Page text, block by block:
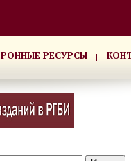
РЕСУРСЫ